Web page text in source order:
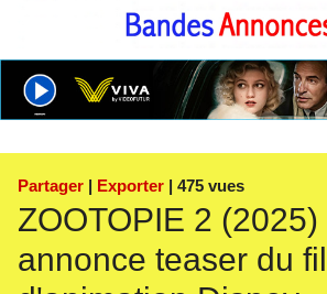
Partager | Exporter | 475 vues
ZOOTOPIE 2
annonce teaser du